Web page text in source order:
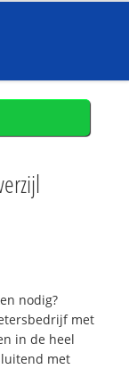
nodig?
met
in de heel
met